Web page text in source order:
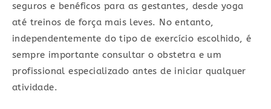
seguros e benéficos para as gestantes, desde yoga
até treinos de força mais leves. No entanto,
independentemente do tipo de exercício escolhido, é
sempre importante consultar o obstetra e um
profissional especializado antes de iniciar qualquer
atividade.